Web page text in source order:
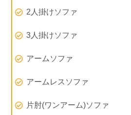
2人掛けソファ
3人掛けソファ
アームソファ
アームレスソファ
片肘(ワンアーム)ソファ